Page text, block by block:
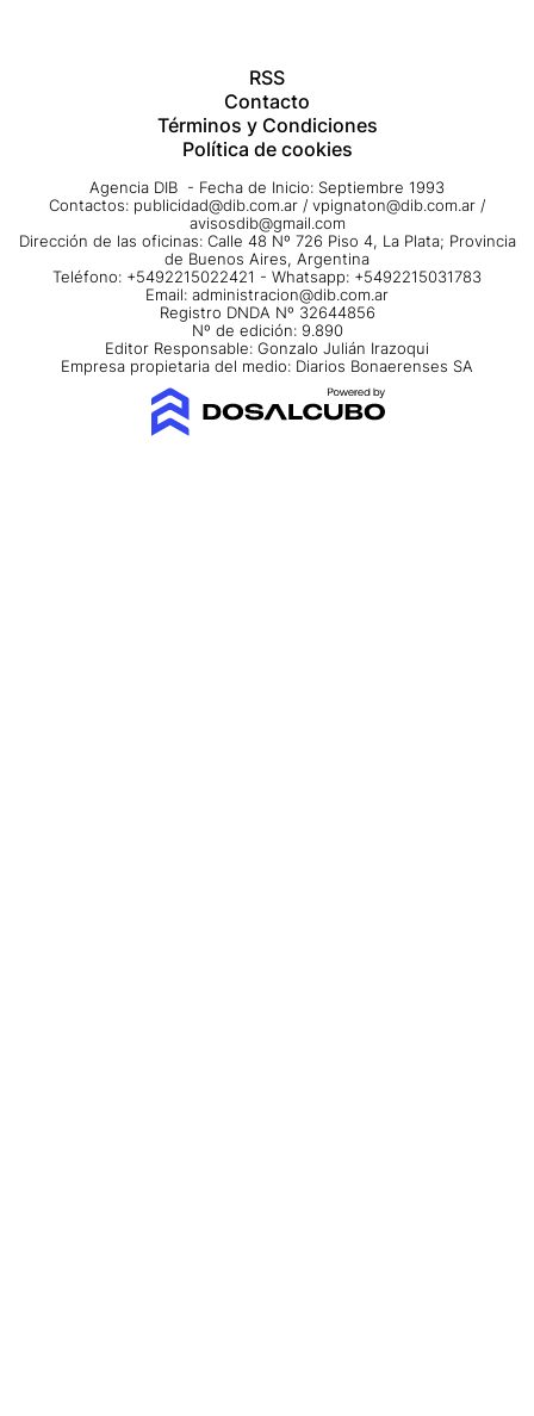
RSS
Contacto
Términos y Condiciones
Política de cookies
Agencia DIB - Fecha de Inicio: Septiembre 1993
Contactos: publicidad@dib.com.ar / vpignaton@dib.com.ar /
avisosdib@gmail.com
Dirección de las oficinas: Calle 48 Nº 726 Piso 4, La Plata; Provincia
de Buenos Aires, Argentina
Teléfono: +5492215022421 - Whatsapp: +5492215031783
Email: administracion@dib.com.ar
Registro DNDA Nº 32644856
Nº de edición: 9.890
Editor Responsable: Gonzalo Julián Irazoqui
Empresa propietaria del medio: Diarios Bonaerenses SA